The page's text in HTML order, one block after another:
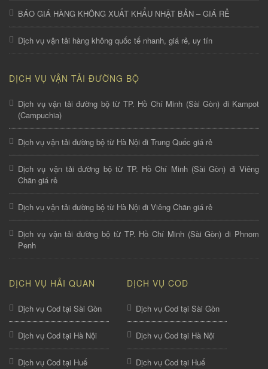
BÁO GIÁ HÀNG KHÔNG XUẤT KHẨU NHẬT BẢN – GIÁ RẺ
Dịch vụ vận tải hàng không quốc tế nhanh, giá rẻ, uy tín
DỊCH VỤ VẬN TẢI ĐƯỜNG BỘ
Dịch vụ vận tải đường bộ từ TP. Hồ Chí Minh (Sài Gòn) đi Kampot
(Campuchia)
Dịch vụ vận tải đường bộ từ Hà Nội đi Trung Quốc giá rẻ
Dịch vụ vận tải đường bộ từ TP. Hồ Chí Minh (Sài Gòn) đi Viêng
Chăn giá rẻ
Dịch vụ vận tải đường bộ từ Hà Nội đi Viêng Chăn giá rẻ
Dịch vụ vận tải đường bộ từ TP. Hồ Chí Minh (Sài Gòn) đi Phnom
Penh
DỊCH VỤ HẢI QUAN
Dịch vụ Cod tại Sài Gòn
Dịch vụ Cod tại Hà Nội
Dịch vụ Cod tại Huế
DỊCH VỤ COD
Dịch vụ Cod tại Sài Gòn
Dịch vụ Cod tại Hà Nội
Dịch vụ Cod tại Huế